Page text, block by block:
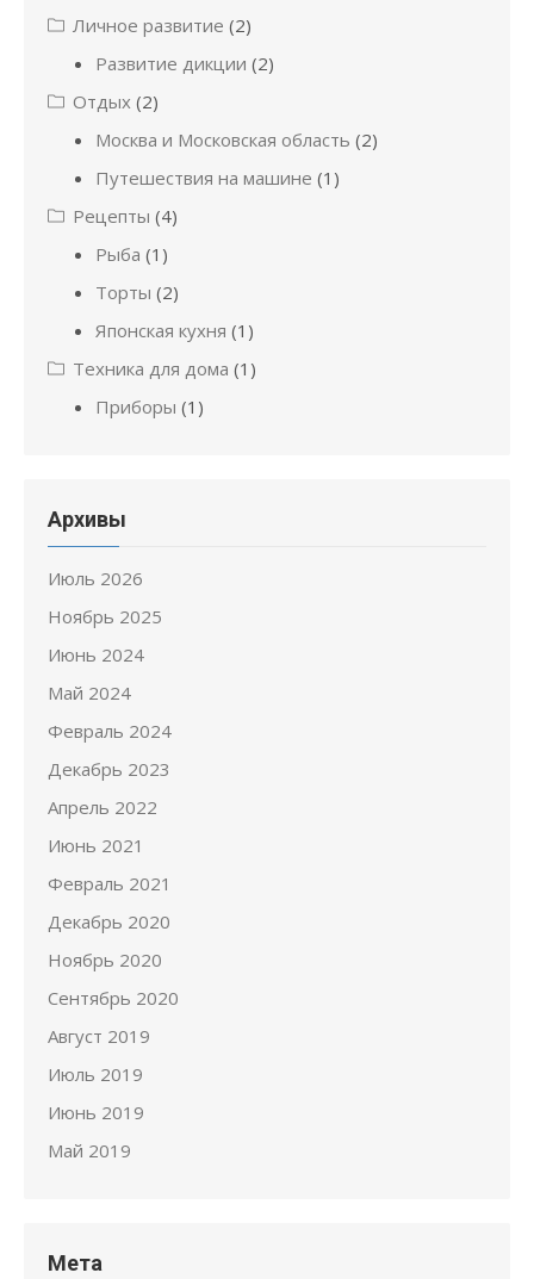
Личное развитие (2)
Развитие дикции (2)
Отдых (2)
Москва и Московская область (2)
Путешествия на машине (1)
Рецепты (4)
Рыба (1)
Торты (2)
Японская кухня (1)
Техника для дома (1)
Приборы (1)
Архивы
Июль 2026
Ноябрь 2025
Июнь 2024
Май 2024
Февраль 2024
Декабрь 2023
Апрель 2022
Июнь 2021
Февраль 2021
Декабрь 2020
Ноябрь 2020
Сентябрь 2020
Август 2019
Июль 2019
Июнь 2019
Май 2019
Мета